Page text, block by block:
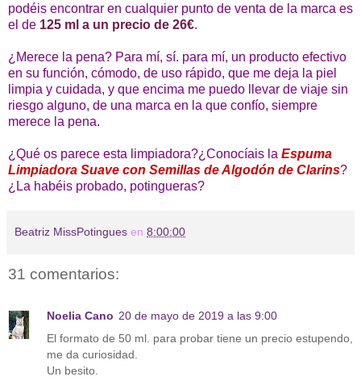
podéis encontrar en cualquier punto de venta de la marca es
el de 125 ml a un precio de 26€.
¿Merece la pena? Para mí, sí. para mí, un producto efectivo
en su función, cómodo, de uso rápido, que me deja la piel
limpia y cuidada, y que encima me puedo llevar de viaje sin
riesgo alguno, de una marca en la que confío, siempre
merece la pena.
¿Qué os parece esta limpiadora?¿Conocíais la Espuma
Limpiadora Suave con Semillas de Algodón de Clarins?
¿La habéis probado, potingueras?
Beatriz MissPotingues en 8:00:00
31 comentarios:
Noelia Cano 20 de mayo de 2019 a las 9:00
El formato de 50 ml. para probar tiene un precio estupendo,
me da curiosidad.
Un besito.